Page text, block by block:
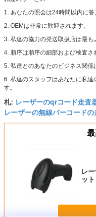
1. あなたの照会は24時間以内に答
2. OEMは非常に歓迎されます。
3. 私達の協力の発送取扱店は最も
4. 順序は順序の細部および検査さ
5. 私達とのあなたのビジネス関係
6. 私達のスタッフはあなたに私
す。
札: レーザーのqrコード走査
レーザーの無線バーコード
レ
ッ